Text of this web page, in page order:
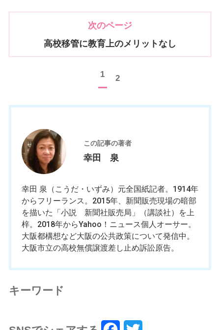
次のページ
高校移管に教育上のメリットなし
1 2
この記事の著者
幸田 泉
幸田 泉（こうだ・いずみ）元全国紙記者。1914年
からフリーランス。2015年、新聞販売現場の暗部
を描いた「小説 新聞社販売局」（講談社）を上
梓。2018年からYahoo！ニュース個人オーサー。
大阪都構想など大阪の公共政策について発信中。
大阪市立の高校無償譲渡差し止め訴訟原告。
キーワード